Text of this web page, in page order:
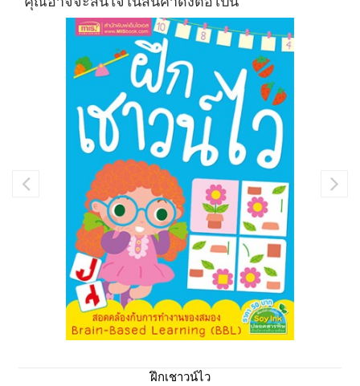
ฝึกเชาวน์ไว